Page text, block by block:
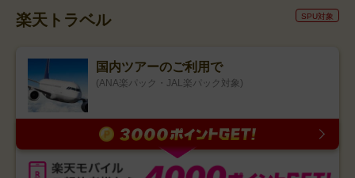
楽天トラベル SPU対象
国内ツアーのご利用で
(ANA楽パック・JAL楽パック対象)